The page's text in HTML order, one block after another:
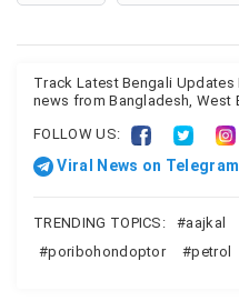
Track Latest Bengali
news from Bangladesh, West
FOLLOW US:
Viral News on Telegram
TRENDING TOPICS: aajkal
poribohondoptor
petrol